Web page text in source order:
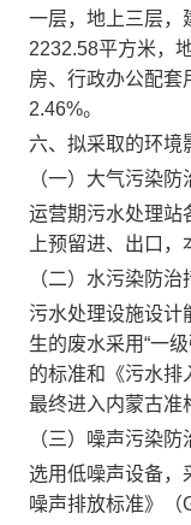
一层，地上三层，
2232.58平方米，
房、行政办公配套
2.46%。
六、拟采取的环境
（一）大气污染防
运营期污水处理站
上预留进、出 口 ，
（二）水污染防治
污水处理设施设计
生的废水采用“一
的标准和《污水排
最终进入内蒙古准
（三）噪声污染防
选用低噪声设备，
噪声排放标准》（